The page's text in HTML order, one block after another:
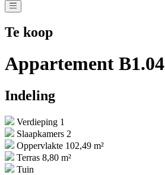
Te koop
Appartement B1.04
Indeling
Verdieping 1
Slaapkamers 2
Oppervlakte 102,49 m²
Terras 8,80 m²
Tuin